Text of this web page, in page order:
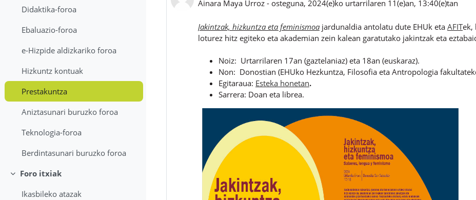
Didaktika-foroa
Ebaluazio-foroa
e-Hizpide aldizkariko foroa
Hizkuntz kontuak
Prestakuntza
Aniztasunari buruzko foroa
Teknologia-foroa
Berdintasunari buruzko foroa
Tolestu
Foro itxiak
Ikasbileko atazak
Ainara Maya Urroz - osteguna, 2024(e)ko urtarrilaren 11(e)an, 13:40(e)tan
Jakintzak, hizkuntza eta feminismoa jardunaldia antolatu dute EHUk eta AFITek,
loturez hitz egiteko eta akademian zein kalean garatutako jakintzak eta
Noiz: Urtarrilaren 17an (gaztelaniaz) eta 18an (euskaraz).
Non: Donostian (EHUko Hezkuntza, Filosofia eta Antropologia
Egitaraua: Esteka honetan.
Sarrera: Doan eta librea.